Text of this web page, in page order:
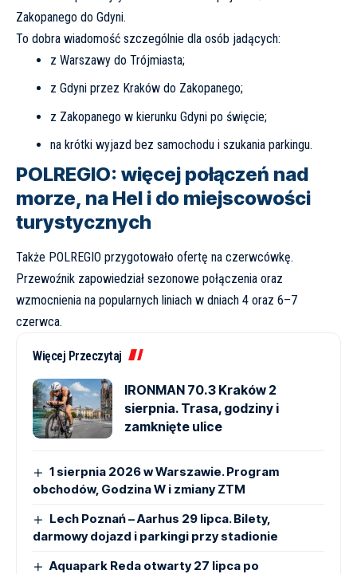
Zakopanego do Gdyni.
To dobra wiadomość szczególnie dla osób jadących:
z Warszawy do Trójmiasta;
z Gdyni przez Kraków do Zakopanego;
z Zakopanego w kierunku Gdyni po święcie;
na krótki wyjazd bez samochodu i szukania parkingu.
POLREGIO: więcej połączeń nad
morze, na Hel i do miejscowości
turystycznych
Także POLREGIO przygotowało ofertę na czerwcówkę.
Przewoźnik zapowiedział sezonowe połączenia oraz
wzmocnienia na popularnych liniach w dniach 4 oraz 6–7
czerwca.
Więcej Przeczytaj
IRONMAN 70.3 Kraków 2
sierpnia. Trasa, godziny i
zamknięte ulice
1 sierpnia 2026 w Warszawie. Program
obchodów, Godzina W i zmiany ZTM
Lech Poznań – Aarhus 29 lipca. Bilety,
darmowy dojazd i parkingi przy stadionie
Aquapark Reda otwarty 27 lipca po